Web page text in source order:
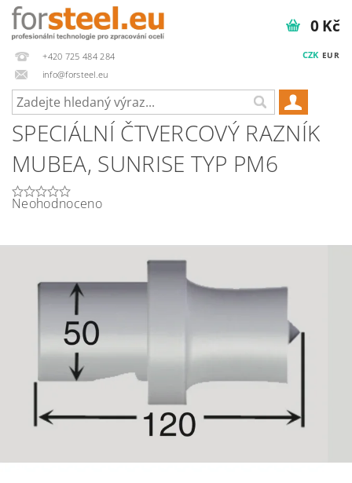
+420 725 484 284
info@forsteel.eu
CZK EUR
0 Kč
SPECIÁLNÍ ČTVERCOVÝ RAZNÍK
MUBEA, SUNRISE TYP PM6
Neohodnoceno